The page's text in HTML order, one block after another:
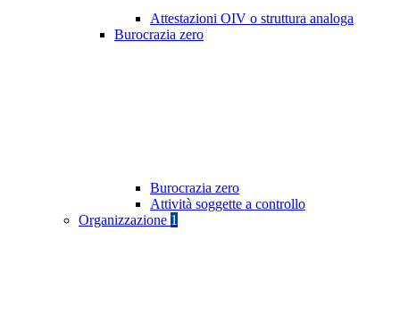
Attestazioni OIV o struttura analoga
Burocrazia zero
Burocrazia zero
Attività soggette a controllo
Organizzazione 1